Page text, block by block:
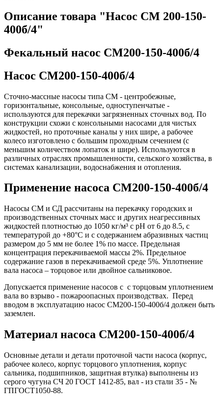
Описание товара "Насос СМ 200-150-
400б/4"
Фекальный насос СМ200-150-400б/4
Насос СМ200-150-400б/4
Сточно-массные насосы типа СМ - центробежные,
горизонтальные, консольные, одноступенчатые -
используются для перекачки загрязненных сточных вод. По
конструкции схожи с консольными насосами для чистых
жидкостей, но проточные каналы у них шире, а рабочее
колесо изготовлено с большим проходным сечением (с
меньшим количеством лопаток и шире). Используются в
различных отраслях промышленности, сельского хозяйства, в
системах канализации, водоснабжения и отопления.
Применение насоса СМ200-150-400б/4
Насосы СМ и СД рассчитаны на перекачку городских и
производственных сточных масс и других неагрессивных
жидкостей плотностью до 1050 кг/м³ с pH от 6 до 8.5, с
температурой до +80°С и с содержанием абразивных частиц
размером до 5 мм не более 1% по массе. Предельная
концентрация перекачиваемой массы 2%. Предельное
содержание газов в перекачиваемой среде 5%. Уплотнение
вала насоса – торцовое или двойное сальниковое.
Допускается применение насосов с с торцовым уплотнением
вала во взрыво - пожароопасных производствах. Перед
вводом в эксплуатацию насос СМ200-150-400б/4 должен быть
заземлен.
Материал насоса СМ200-150-400б/4
Основные детали и детали проточной части насоса (корпус,
рабочее колесо, корпус торцового уплотнения, корпус
сальника, подшипников, защитная втулка) выполнены из
серого чугуна СЧ 20 ГОСТ 1412-85, вал - из стали 35 - №
ГПГОСТ1050-88.